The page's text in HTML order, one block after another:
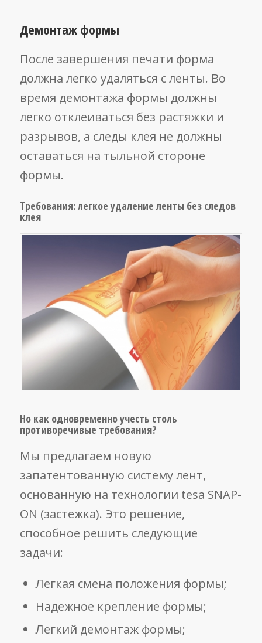
Демонтаж формы
После завершения печати форма
должна легко удаляться с ленты. Во
время демонтажа формы должны
легко отклеиваться без растяжки и
разрывов, а следы клея не должны
оставаться на тыльной стороне
формы.
Требования: легкое удаление ленты без следов
клея
Но как одновременно учесть столь
противоречивые требования?
Мы предлагаем новую
запатентованную систему лент,
основанную на технологии tesa SNAP-
ON (застежка). Это решение,
способное решить следующие
задачи:
Легкая смена положения формы;
Надежное крепление формы;
Легкий демонтаж формы;